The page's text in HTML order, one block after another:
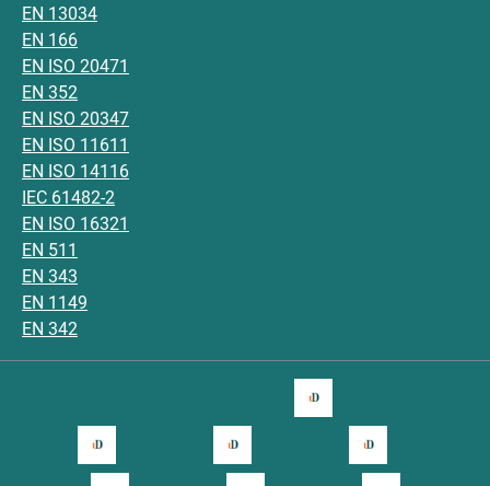
EN 13034
EN 166
EN ISO 20471
EN 352
EN ISO 20347
EN ISO 11611
EN ISO 14116
IEC 61482-2
EN ISO 16321
EN 511
EN 343
EN 1149
EN 342